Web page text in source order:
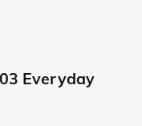
Everyday